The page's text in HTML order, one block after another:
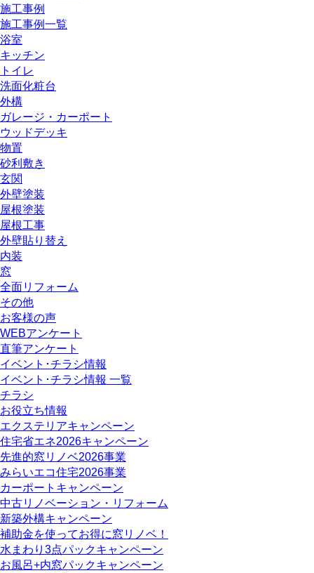
施工事例
施工事例一覧
浴室
キッチン
トイレ
洗面化粧台
外構
ガレージ・カーポート
ウッドデッキ
物置
砂利敷き
玄関
外壁塗装
屋根塗装
屋根工事
外壁貼り替え
内装
窓
全面リフォーム
その他
お客様の声
WEBアンケート
直筆アンケート
イベント･チラシ情報
イベント･チラシ情報 一覧
チラシ
お役立ち情報
エクステリアキャンペーン
住宅省エネ2026キャンペーン
先進的窓リノベ2026事業
みらいエコ住宅2026事業
カーポートキャンペーン
中古リノベーション・リフォーム
新築外構キャンペーン
補助金を使ってお得に窓リノベ！
水まわり3点パックキャンペーン
お風呂+内窓パックキャンペーン